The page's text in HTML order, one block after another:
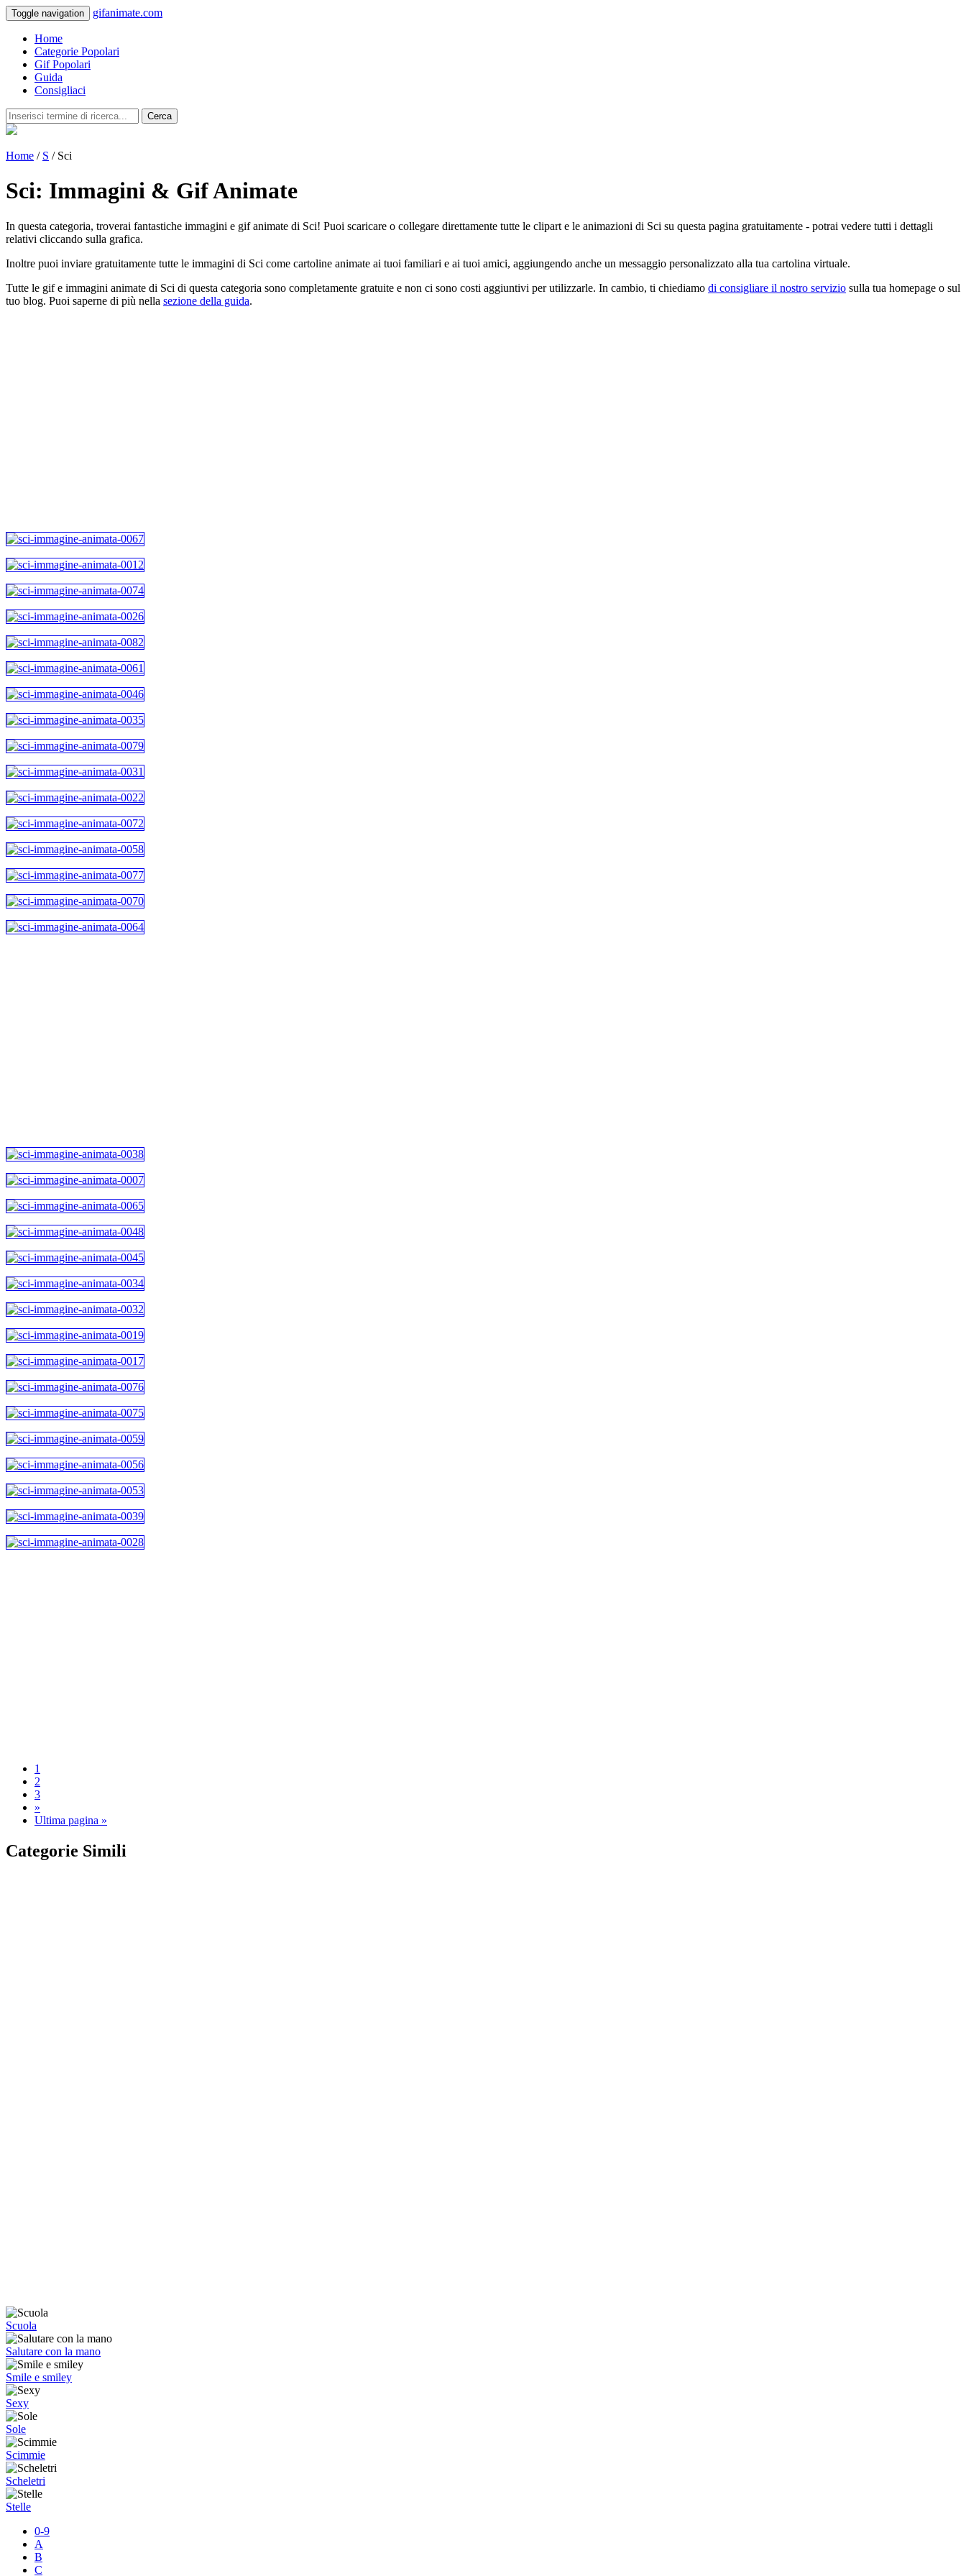
Toggle navigation gifanimate.com
Home
Categorie Popolari
Gif Popolari
Guida
Consigliaci
Cerca
Home / S / Sci
Sci: Immagini & Gif Animate
In questa categoria, troverai fantastiche immagini e gif animate di Sci! Puoi scaricare o collegare direttamente tutte le clipart e le animazioni di Sci su questa pagina gratuitamente - potrai vedere tutti i dettagli
relativi cliccando sulla grafica.
Inoltre puoi inviare gratuitamente tutte le immagini di Sci come cartoline animate ai tuoi familiari e ai tuoi amici, aggiungendo anche un messaggio personalizzato alla tua cartolina virtuale.
Tutte le gif e immagini animate di Sci di questa categoria sono completamente gratuite e non ci sono costi aggiuntivi per utilizzarle. In cambio, ti chiediamo di consigliare il nostro servizio sulla tua homepage o sul
tuo blog. Puoi saperne di più nella sezione della guida.
1
2
3
»
Ultima pagina »
Categorie Simili
Scuola
Salutare con la mano
Smile e smiley
Sexy
Sole
Scimmie
Scheletri
Stelle
0-9
A
B
C